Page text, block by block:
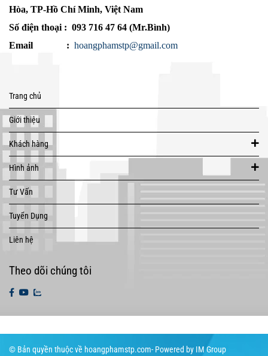
Hòa, TP-Hồ Chí Minh, Việt Nam
Số điện thoại : 093 716 47 64 (Mr.Bình)
Email : hoangphamstp@gmail.com
Trang chủ
Giới thiệu
Khách hàng
Hình ảnh
Tư Vấn
Tuyển Dụng
Liên hệ
Theo dõi chúng tôi
© Bản quyền thuộc về hoangphamstp.com- Powered by IM Group